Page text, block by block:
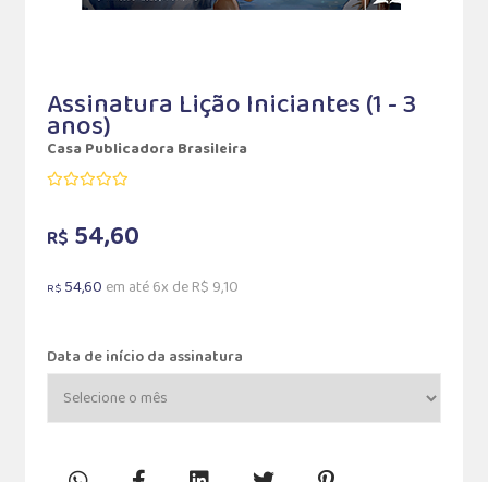
Assinatura Lição Iniciantes (1 - 3
anos)
Casa Publicadora Brasileira
R$ 54,60
R$ 54,60 em até 6x de R$ 9,10
Data de início da assinatura